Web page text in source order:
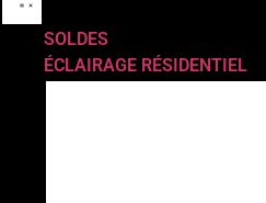
SOLDES
ÉCLAIRAGE RÉSIDENTIEL